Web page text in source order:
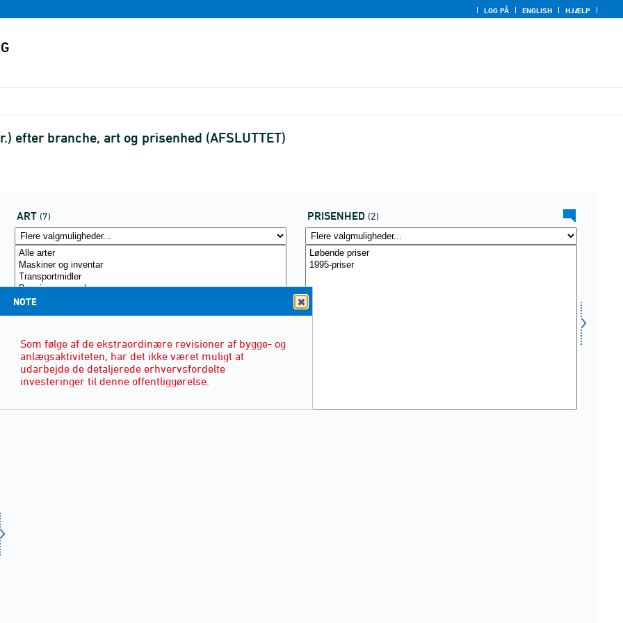
LOG PÅ ENGLISH HJÆLP
efter branche, art og prisenhed (AFSLUTTET)
ART (7) PRISENHED (2)
NOTE
Som følge af de ekstraordinære revisioner af bygge- og
anlægsaktiviteten, har det ikke været muligt at
udarbejde de detaljerede erhvervsfordelte
investeringer til denne offentliggørelse.